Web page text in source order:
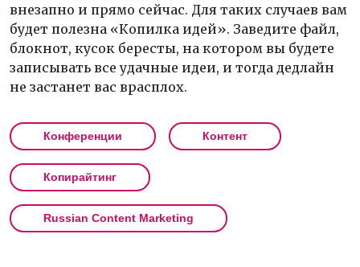
внезапно и прямо сейчас. Для таких случаев вам
будет полезна «Копилка идей». Заведите файл,
блокнот, кусок бересты, на котором вы будете
записывать все удачные идеи, и тогда дедлайн
не застанет вас врасплох.
Конференции Контент
Копирайтинг
Russian Content Marketing